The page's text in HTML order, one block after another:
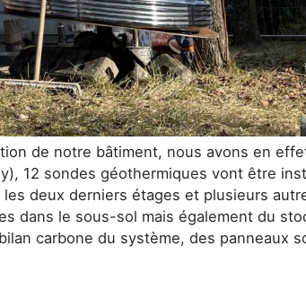
de notre bâtiment, nous avons en
12 sondes géothermiques vont être
deux derniers étages et plusieurs
dans le sous-sol mais également du
carbone du système, des panneaux